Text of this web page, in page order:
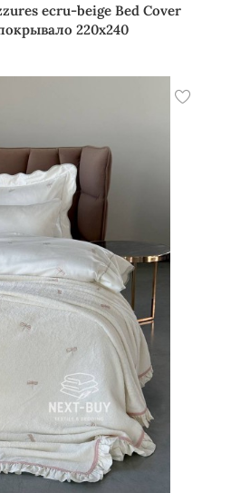
ecru-beige Bed Cover
220х240